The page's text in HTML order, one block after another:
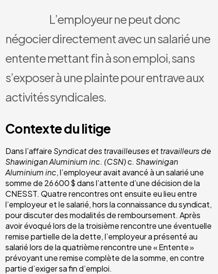
L’employeur ne peut donc
négocier directement avec un salarié une
entente mettant fin à son emploi, sans
s’exposer à une plainte pour entrave aux
activités syndicales.
Contexte du litige
Dans l’affaire Syndicat des travailleuses et travailleurs de
Shawinigan Aluminium inc. (CSN)c. Shawinigan
Aluminium inc, l’employeur avait avancé à un salarié une
somme de 26 600 $ dans l’attente d’une décision de la
CNESST. Quatre rencontres ont ensuite eu lieu entre
l’employeur et le salarié, hors la connaissance du syndicat,
pour discuter des modalités de remboursement. Après
avoir évoqué lors de la troisième rencontre une éventuelle
remise partielle de la dette, l’employeur a présenté au
salarié lors de la quatrième rencontre une « Entente »
prévoyant une remise complète de la somme, en contre
partie d’exiger sa fin d’emploi.